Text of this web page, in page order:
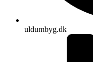
uldumbyg.dk